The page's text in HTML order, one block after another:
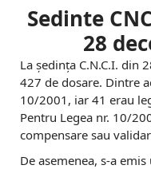
Sedinte
28
La ședința C.N.C.I. din
427 de dosare. Dintre
10/2001, iar 41 erau
Pentru Legea nr. 10/
compensare sau
De asemenea, s-a